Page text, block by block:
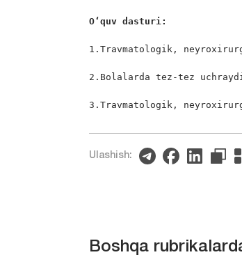
O‘quv dasturi:
1.Travmatologik,
2.Bolalarda tez-tez
3.Travmatologik,
Ulashish:
Boshqa